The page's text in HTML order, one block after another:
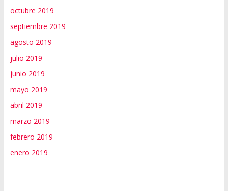
octubre 2019
septiembre 2019
agosto 2019
julio 2019
junio 2019
mayo 2019
abril 2019
marzo 2019
febrero 2019
enero 2019